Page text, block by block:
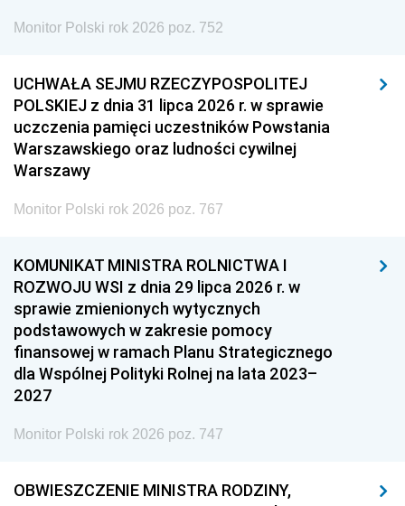
Monitor Polski rok 2026 poz. 752
UCHWAŁA SEJMU RZECZYPOSPOLITEJ
POLSKIEJ z dnia 31 lipca 2026 r. w sprawie
uczczenia pamięci uczestników Powstania
Warszawskiego oraz ludności cywilnej
Warszawy
Monitor Polski rok 2026 poz. 767
KOMUNIKAT MINISTRA ROLNICTWA I
ROZWOJU WSI z dnia 29 lipca 2026 r. w
sprawie zmienionych wytycznych
podstawowych w zakresie pomocy
finansowej w ramach Planu Strategicznego
dla Wspólnej Polityki Rolnej na lata 2023–
2027
Monitor Polski rok 2026 poz. 747
OBWIESZCZENIE MINISTRA RODZINY,